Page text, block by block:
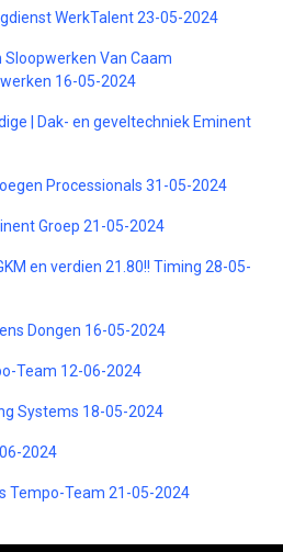
WerkTalent 23-05-2024
Van Caam
16-05-2024
| Dak- en geveltechniek Eminent
Processionals 31-05-2024
Groep 21-05-2024
en verdien 21.80!! Timing 28-05-
Dongen 16-05-2024
Team 12-06-2024
Systems 18-05-2024
2024
Tempo-Team 21-05-2024